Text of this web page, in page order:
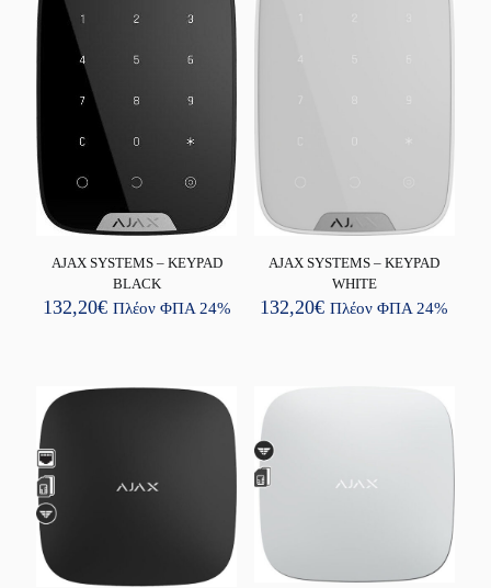
AJAX SYSTEMS – KEYPAD
BLACK
132,20€ Πλέον ΦΠΑ 24%
AJAX SYSTEMS – KEYPAD
WHITE
132,20€ Πλέον ΦΠΑ 24%